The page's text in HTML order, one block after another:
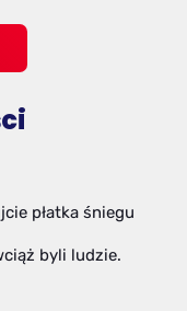
płatka śniegu
byli ludzie.